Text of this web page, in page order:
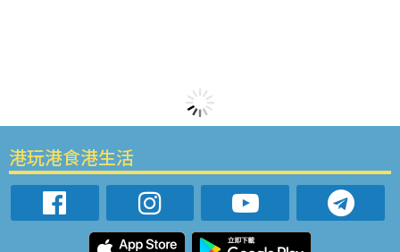
港玩港食港生活